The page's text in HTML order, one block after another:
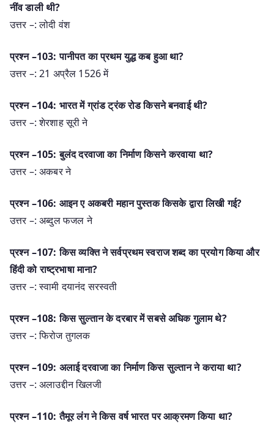
नींव डाली थी?
उत्तर –: लोदी वंश
प्रश्न –103: पानीपत का प्रथम युद्ध कब हुआ था?
उत्तर –: 21 अप्रैल 1526 में
प्रश्न –104: भारत में ग्रांड ट्रंक रोड किसने बनवाई थी?
उत्तर –: शेरशाह सूरी ने
प्रश्न –105: बुलंद दरवाजा का निर्माण किसने करवाया था?
उत्तर –: अकबर ने
प्रश्न –106: आइन ए अकबरी महान पुस्तक किसके द्वारा लिखी गई?
उत्तर –: अब्दुल फजल ने
प्रश्न –107: किस व्यक्ति ने सर्वप्रथम स्वराज शब्द का प्रयोग किया और
हिंदी को राष्ट्रभाषा माना?
उत्तर –: स्वामी दयानंद सरस्वती
प्रश्न –108: किस सुल्तान के दरबार में सबसे अधिक गुलाम थे?
उत्तर –: फिरोज तुगलक
प्रश्न –109: अलाई दरवाजा का निर्माण किस सुल्तान ने कराया था?
उत्तर –: अलाउद्दीन खिलजी
प्रश्न –110: तैमूर लंग ने किस वर्ष भारत पर आक्रमण किया था?